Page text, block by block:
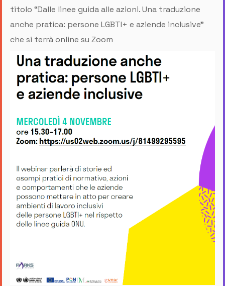
titolo “Dalle linee guida alle azioni. Una traduzione
anche pratica: persone LGBTI+ e aziende inclusive”
che si terrà online su Zoom